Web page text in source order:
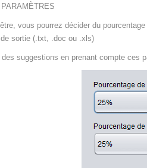
vous pourrez décider du
sortie (.txt, .doc ou .xls)
des suggestions en prenant compte ces